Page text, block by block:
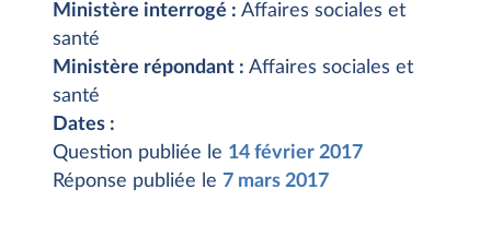
Ministère interrogé : Affaires sociales et
santé
Ministère répondant : Affaires sociales et
santé
Dates :
Question publiée le 14 février 2017
Réponse publiée le 7 mars 2017